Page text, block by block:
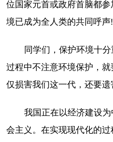
位国家元首或政府首脑都
境已成为全人类的共同呼声!
同学们，保护环境十
过程中不注意环境保护，
仅损害我们这一代，还要遗
我国正在以经济建设
会主义。在实现现代化的